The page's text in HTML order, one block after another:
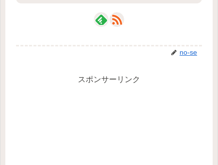
no-se
スポンサーリンク